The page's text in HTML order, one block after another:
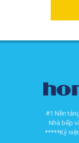
#1 Nền
Nhà bếp
*****Kỷ